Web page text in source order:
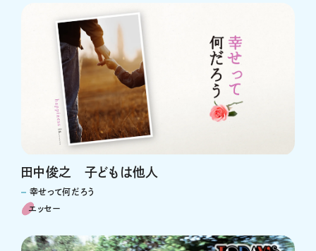
田中俊之 子どもは他人
幸せって何だろう
エッセー